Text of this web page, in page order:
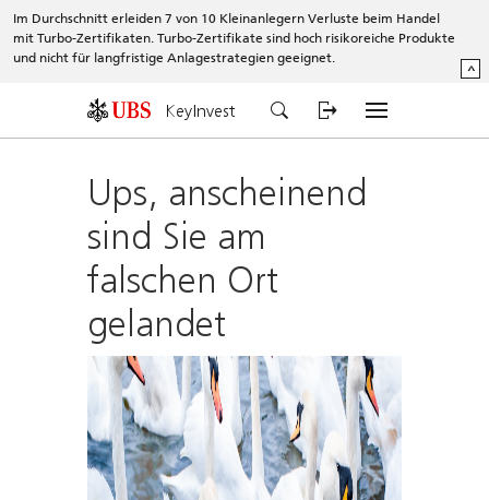
Im Durchschnitt erleiden 7 von 10 Kleinanlegern Verluste beim Handel
mit Turbo-Zertifikaten. Turbo-Zertifikate sind hoch risikoreiche Produkte
und nicht für langfristige Anlagestrategien geeignet.
^
KeyInvest
Ups, anscheinend
sind Sie am
falschen Ort
gelandet